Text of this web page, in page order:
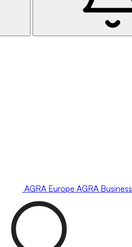
AGRA Europe AGRA Business